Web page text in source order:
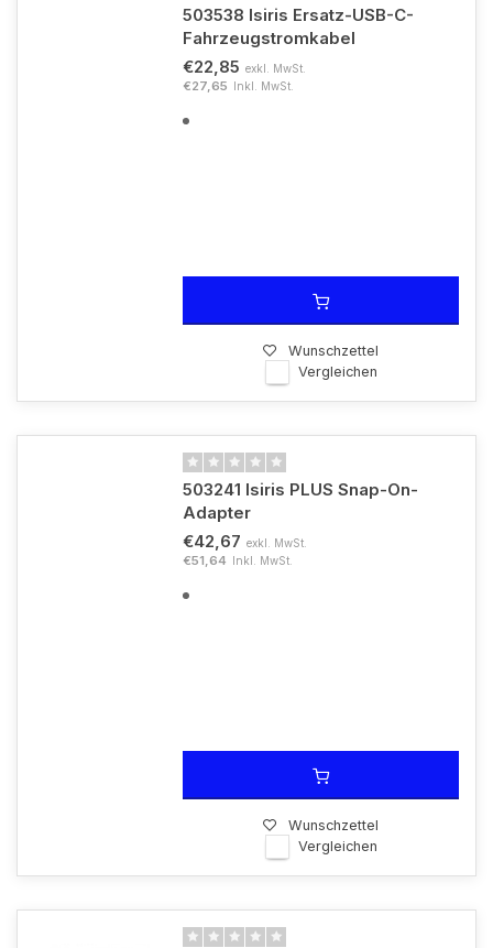
503538 Isiris Ersatz-USB-C-
Fahrzeugstromkabel
€22,85 exkl. MwSt.
€27,65 Inkl. MwSt.
Wunschzettel
Vergleichen
503241 Isiris PLUS Snap-On-
Adapter
€42,67 exkl. MwSt.
€51,64 Inkl. MwSt.
Wunschzettel
Vergleichen